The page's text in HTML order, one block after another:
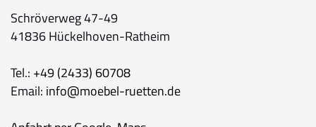
Schröverweg 47-49
41836 Hückelhoven-Ratheim
Tel.: +49 (2433) 60708
Email: info@moebel-ruetten.de